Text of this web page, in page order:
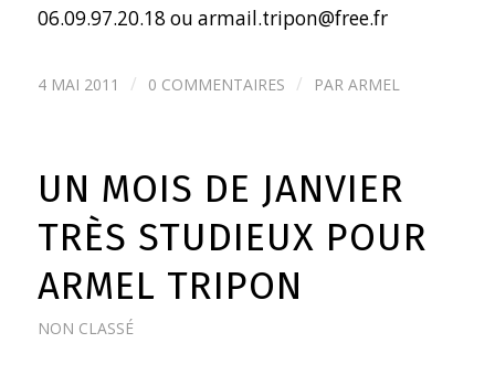
06.09.97.20.18 ou armail.tripon@free.fr
4 MAI 2011 / 0 COMMENTAIRES / PAR ARMEL
UN MOIS DE JANVIER
TRÈS STUDIEUX POUR
ARMEL TRIPON
NON CLASSÉ